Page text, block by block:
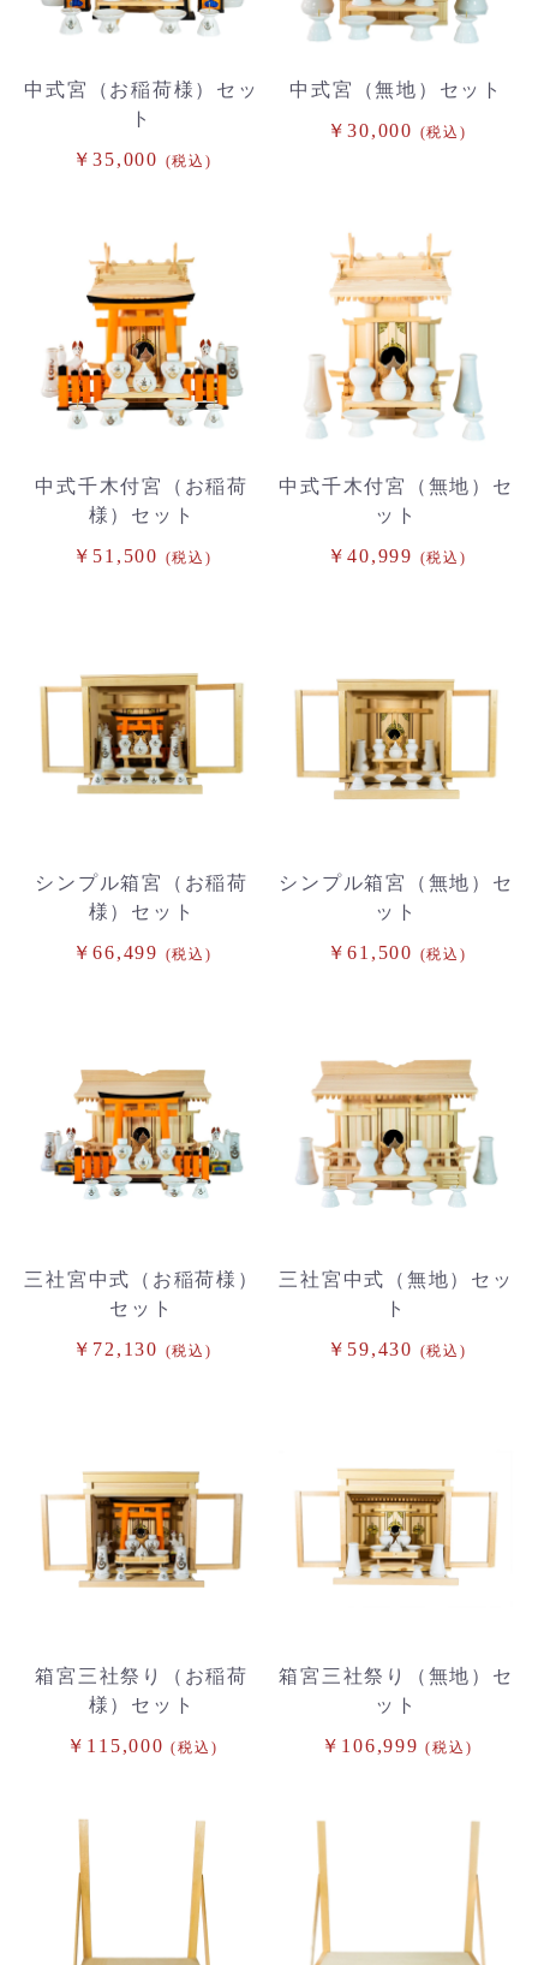
中式宮（お稲荷様）セッ
ト
￥35,000 (税込)
中式宮（無地）セット
￥30,000 (税込)
中式千木付宮（お稲荷
様）セット
￥51,500 (税込)
中式千木付宮（無地）セ
ット
￥40,999 (税込)
シンプル箱宮（お稲荷
様）セット
￥66,499 (税込)
シンプル箱宮（無地）セ
ット
￥61,500 (税込)
三社宮中式（お稲荷様）
セット
￥72,130 (税込)
三社宮中式（無地）セッ
ト
￥59,430 (税込)
箱宮三社祭り（お稲荷
様）セット
￥115,000(税込)
箱宮三社祭り（無地）セ
ット
￥106,999(税込)